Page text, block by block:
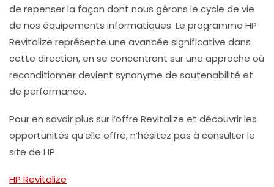
de repenser la façon dont nous gérons le cycle de vie
de nos équipements informatiques. Le programme HP
Revitalize représente une avancée significative dans
cette direction, en se concentrant sur une approche où
reconditionner devient synonyme de soutenabilité et
de performance.
Pour en savoir plus sur l’offre Revitalize et découvrir les
opportunités qu’elle offre, n’hésitez pas à consulter le
site de HP.
HP Revitalize